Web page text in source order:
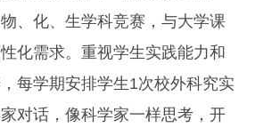
、化、生学科竞赛，与大学课
化需求。重视学生实践能力和
每学期安排学生1次校外科究实
对话，像科学家一样思考，开